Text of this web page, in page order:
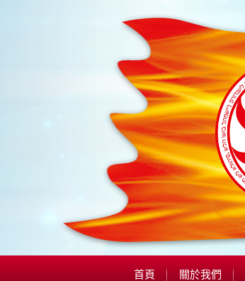
首頁 關於我們